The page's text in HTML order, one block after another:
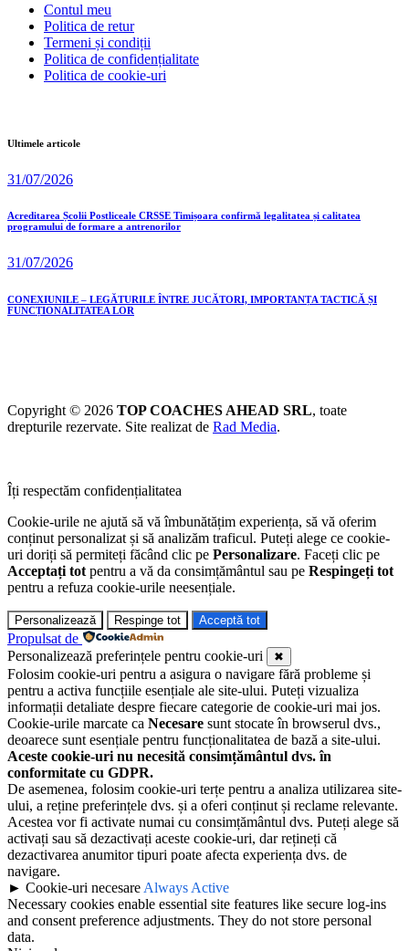
Contul meu
Politica de retur
Termeni și condiții
Politica de confidențialitate
Politica de cookie-uri
Ultimele articole
31/07/2026
Acreditarea Școlii Postliceale CRSSE Timișoara confirmă legalitatea și calitatea
programului de formare a antrenorilor
31/07/2026
CONEXIUNILE – LEGĂTURILE ÎNTRE JUCĂTORI, IMPORTANȚA TACTICĂ ȘI
FUNCȚIONALITATEA LOR
Copyright © 2026 TOP COACHES AHEAD SRL, toate
drepturile rezervate. Site realizat de Rad Media.
Îți respectăm confidențialitatea
Cookie-urile ne ajută să vă îmbunătățim experiența, să vă oferim
conținut personalizat și să analizăm traficul. Puteți alege ce cookie-
uri doriți să permiteți făcând clic pe Personalizare. Faceți clic pe
Acceptați tot pentru a vă da consimțământul sau pe Respingeți tot
pentru a refuza cookie-urile neesențiale.
Personalizează Respinge tot Acceptă tot
Propulsat de
Personalizează preferințele pentru cookie-uri
✖
Folosim cookie-uri pentru a asigura o navigare fără probleme și
pentru a activa funcțiile esențiale ale site-ului. Puteți vizualiza
informații detaliate despre fiecare categorie de cookie-uri mai jos.
Cookie-urile marcate ca Necesare sunt stocate în browserul dvs.,
deoarece sunt esențiale pentru funcționalitatea de bază a site-ului.
Aceste cookie-uri nu necesită consimțământul dvs. în
conformitate cu GDPR.
De asemenea, folosim cookie-uri terțe pentru a analiza utilizarea site-
ului, a reține preferințele dvs. și a oferi conținut și reclame relevante.
Acestea vor fi activate numai cu consimțământul dvs. Puteți alege să
activați sau să dezactivați aceste cookie-uri, dar rețineți că
dezactivarea anumitor tipuri poate afecta experiența dvs. de
navigare.
► Cookie-uri necesare Always Active
Necessary cookies enable essential site features like secure log-ins
and consent preference adjustments. They do not store personal
data.